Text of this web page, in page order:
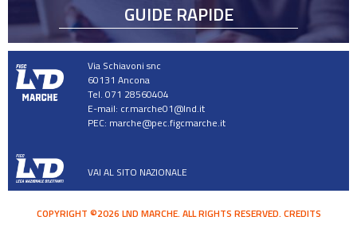
GUIDE RAPIDE
Via Schiavoni snc
60131 Ancona
Tel. 071 28560404
E-mail: cr.marche01@lnd.it
PEC: marche@pec.figcmarche.it
VAI AL SITO NAZIONALE
COPYRIGHT ©2026 LND MARCHE. ALL RIGHTS RESERVED. CREDITS